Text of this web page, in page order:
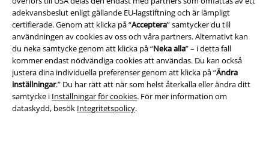
adekvansbeslut enligt gällande EU-lagstiftning och är lämpligt
certifierade. Genom att klicka på “Acceptera” samtycker du till
användningen av cookies av oss och våra partners. Alternativt kan
du neka samtycke genom att klicka på “Neka alla” – i detta fall
kommer endast nödvändiga cookies att användas. Du kan också
justera dina individuella preferenser genom att klicka på “Ändra
inställningar.” Du har rätt att när som helst återkalla eller ändra ditt
samtycke i Inställningar för cookies. För mer information om
dataskydd, besök Integritetspolicy.
Om oss
Ladda ner villkoren
Avfallshantering och miljöskydd
Försäkran om överensstämmelse